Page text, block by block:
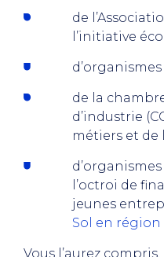
de
l’initiative
de la
d’industrie
métiers et de
l’octroi de
jeunes
Sol en région
Vous l’aurez